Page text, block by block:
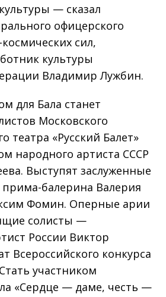
— сказал
офицерского
сил,
культуры
Владимир Лужбин.
для Бала станет
Московского
театра «Русский Балет»
народного артиста СССР
Выступят заслуженные
балерина Валерия
Фомин. Оперные арии
солисты —
России Виктор
Всероссийского конкурса
участником
«Сердце — даме, честь —